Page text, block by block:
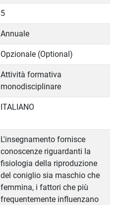
5
Annuale
Opzionale (Optional)
Attività formativa
monodisciplinare
ITALIANO
L'insegnamento fornisce
conoscenze riguardanti la
fisiologia della riproduzione
del coniglio sia maschio che
femmina, i fattori che più
frequentemente influenzano